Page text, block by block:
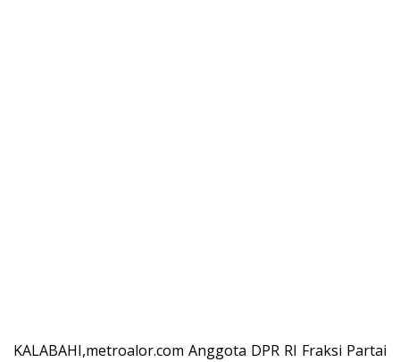
KALABAHI,metroalor.com Anggota DPR RI Fraksi Partai